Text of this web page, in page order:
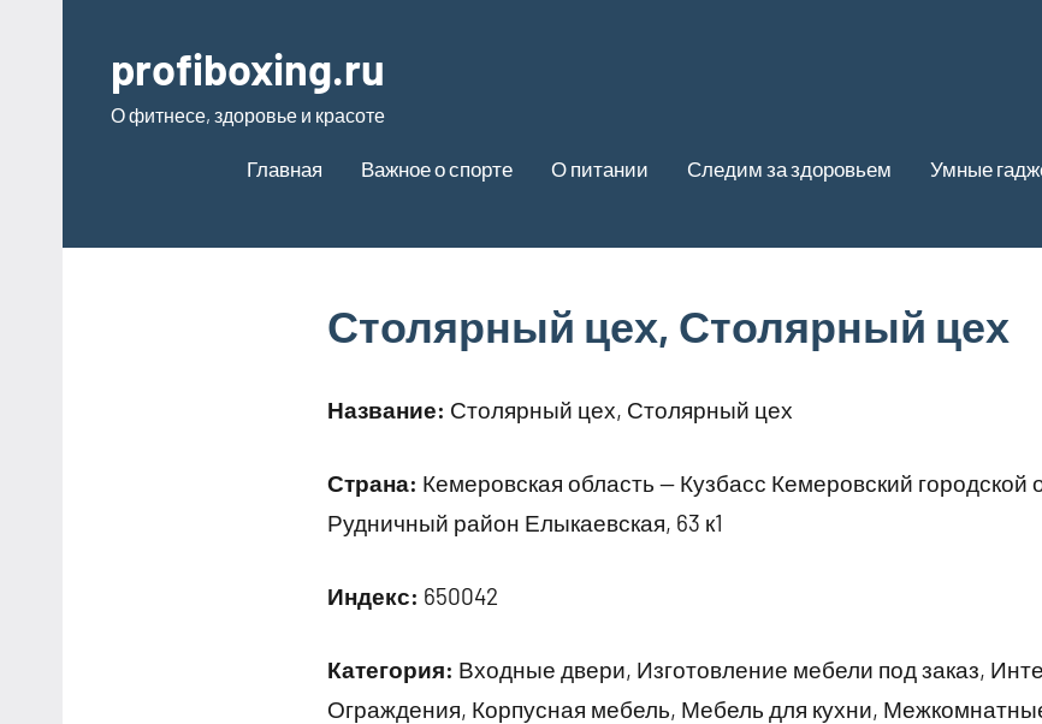
содержимому
profiboxing.ru
О фитнесе, здоровье и красоте
Главная Важное о спорте О питании Следим за здоровьем Умные
Столярный цех, Столярный цех
Название: Столярный цех, Столярный цех
Страна: Кемеровская область — Кузбасс Кемеровский городской
Рудничный район Елыкаевская, 63 к1
Индекс: 650042
Категория: Входные двери, Изготовление мебели под заказ,
Ограждения, Корпусная мебель, Мебель для кухни,